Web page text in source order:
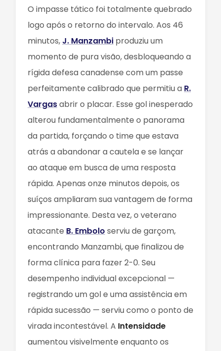
O impasse tático foi totalmente quebrado
logo após o retorno do intervalo. Aos 46
minutos, J. Manzambi produziu um
momento de pura visão, desbloqueando a
rígida defesa canadense com um passe
perfeitamente calibrado que permitiu a R.
Vargasabrir o placar. Esse gol inesperado
alterou fundamentalmente o panorama
da partida, forçando o time que estava
atrás a abandonar a cautela e se lançar
ao ataque em busca de uma resposta
rápida. Apenas onze minutos depois, os
suíços ampliaram sua vantagem de forma
impressionante. Desta vez, o veterano
atacante B. Embolo serviu de garçom,
encontrando Manzambi, que finalizou de
forma clínica para fazer 2-0. Seu
desempenho individual excepcional —
registrando um gol e uma assistência em
rápida sucessão — serviu como o ponto de
virada incontestável. A Intensidade
aumentou visivelmente enquanto os